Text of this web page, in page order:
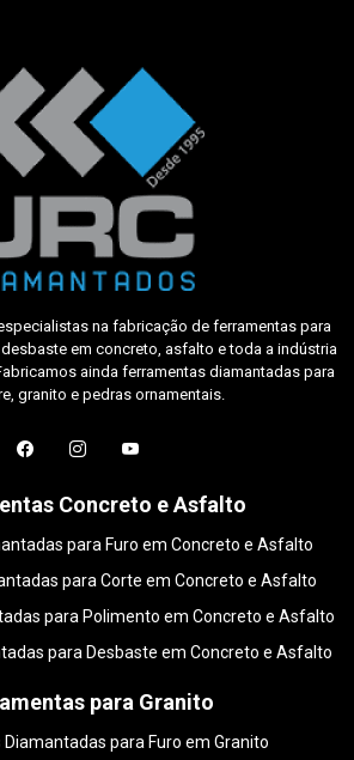
na fabricação de ferramentas para
em concreto, asfalto e toda a indústria
ainda ferramentas diamantadas para
granito e pedras ornamentais.
Concreto e Asfalto
para Furo em Concreto e Asfalto
para Corte em Concreto e Asfalto
para Polimento em Concreto e Asfalto
para Desbaste em Concreto e Asfalto
para Granito
para Furo em Granito